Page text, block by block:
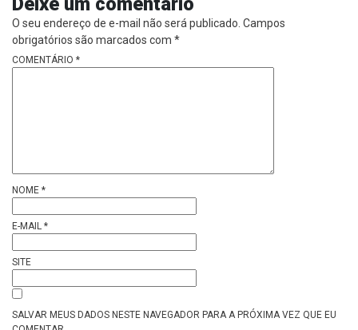
O seu endereço de e-mail não será publicado. Campos
obrigatórios são marcados com *
COMENTÁRIO *
NOME *
E-MAIL *
SITE
SALVAR MEUS DADOS NESTE NAVEGADOR PARA A PRÓXIMA VEZ QUE EU